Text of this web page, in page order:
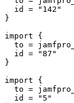
  id = "142"
}
import {
to =
  id = "87"
}
import {
to =
  id = "5"